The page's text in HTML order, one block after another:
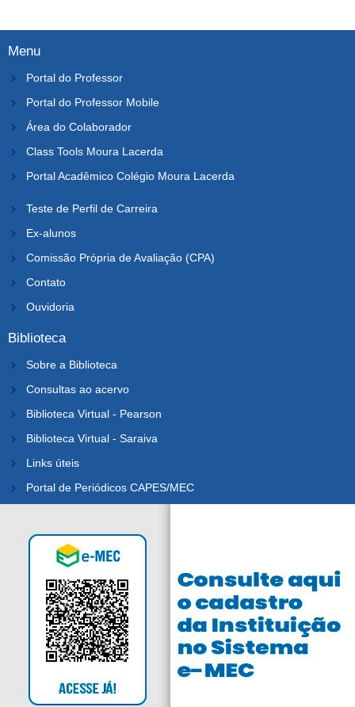
Menu
Portal do Professor
Portal do Professor Mobile
Área do Colaborador
Class Tools Moura Lacerda
Portal Acadêmico Colégio Moura Lacerda
Teste de Perfil de Carreira
Ex-alunos
Comissão Própria de Avaliação (CPA)
Contato
Ouvidoria
Biblioteca
Sobre a Biblioteca
Consultas ao acervo
Biblioteca Virtual - Pearson
Biblioteca Virtual - Saraiva
Links úteis
Portal de Periódicos CAPES/MEC